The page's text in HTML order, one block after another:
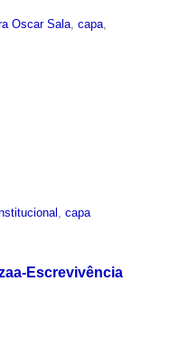
Oscar Sala ,capa
,capa
Escrevivência